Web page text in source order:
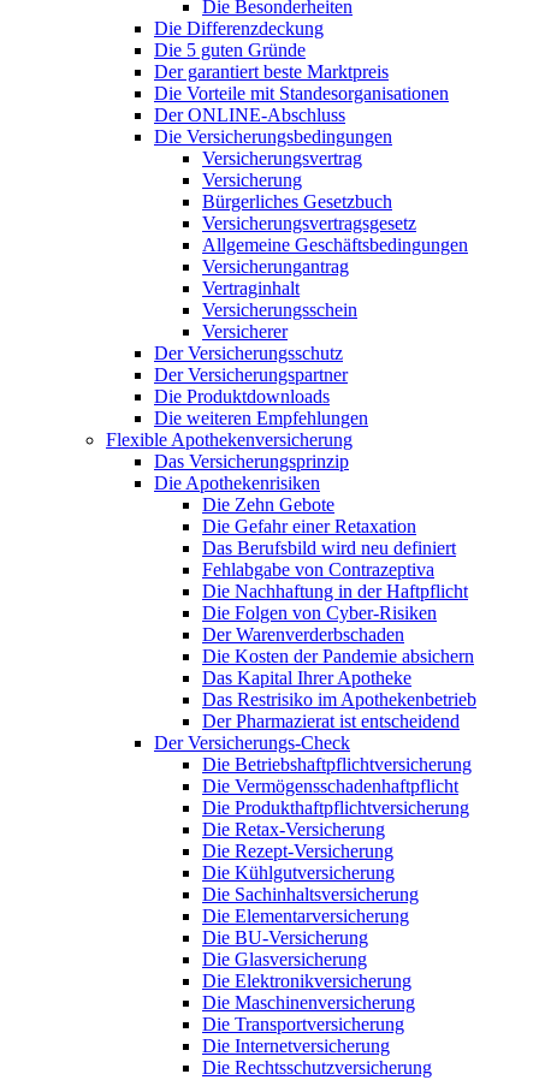
Die Besonderheiten
Die Differenzdeckung
Die 5 guten Gründe
Der garantiert beste Marktpreis
Die Vorteile mit Standesorganisationen
Der ONLINE-Abschluss
Die Versicherungsbedingungen
Versicherungsvertrag
Versicherung
Bürgerliches Gesetzbuch
Versicherungsvertragsgesetz
Allgemeine Geschäftsbedingungen
Versicherungantrag
Vertraginhalt
Versicherungsschein
Versicherer
Der Versicherungsschutz
Der Versicherungspartner
Die Produktdownloads
Die weiteren Empfehlungen
Flexible Apothekenversicherung
Das Versicherungsprinzip
Die Apothekenrisiken
Die Zehn Gebote
Die Gefahr einer Retaxation
Das Berufsbild wird neu definiert
Fehlabgabe von Contrazeptiva
Die Nachhaftung in der Haftpflicht
Die Folgen von Cyber-Risiken
Der Warenverderbschaden
Die Kosten der Pandemie absichern
Das Kapital Ihrer Apotheke
Das Restrisiko im Apothekenbetrieb
Der Pharmazierat ist entscheidend
Der Versicherungs-Check
Die Betriebshaftpflichtversicherung
Die Vermögensschadenhaftpflicht
Die Produkthaftpflichtversicherung
Die Retax-Versicherung
Die Rezept-Versicherung
Die Kühlgutversicherung
Die Sachinhaltsversicherung
Die Elementarversicherung
Die BU-Versicherung
Die Glasversicherung
Die Elektronikversicherung
Die Maschinenversicherung
Die Transportversicherung
Die Internetversicherung
Die Rechtsschutzversicherung